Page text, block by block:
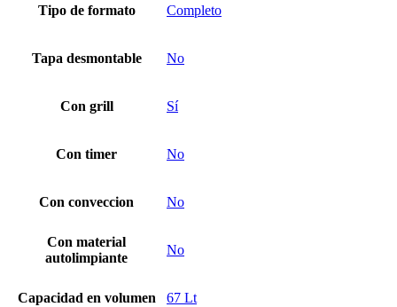
Tipo de formato Completo
Tapa desmontable No
Con grill Sí
Con timer No
Con conveccion No
Con material
autolimpiante
No
Capacidad en volumen 67 Lt